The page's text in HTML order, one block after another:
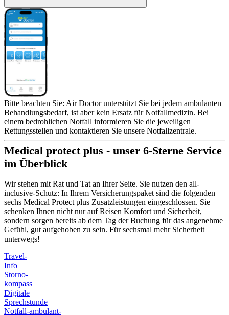
Bitte beachten Sie: Air Doctor unterstützt Sie bei jedem ambulanten
Behandlungsbedarf, ist aber kein Ersatz für Notfallmedizin. Bei
einem bedrohlichen Notfall informieren Sie die jeweiligen
Rettungsstellen und kontaktieren Sie unsere Notfallzentrale.
Medical protect plus - unser 6-Sterne Service
im Überblick
Wir stehen mit Rat und Tat an Ihrer Seite. Sie nutzen den all-
inclusive-Schutz: In Ihrem Versicherungspaket sind die folgenden
sechs Medical Protect plus Zusatzleistungen eingeschlossen. Sie
schenken Ihnen nicht nur auf Reisen Komfort und Sicherheit,
sondern sorgen bereits ab dem Tag der Buchung für das angenehme
Gefühl, gut aufgehoben zu sein. Für sechsmal mehr Sicherheit
unterwegs!
Travel-
Info
Storno-
kompass
Digitale
Sprechstunde
Notfall-ambulant-